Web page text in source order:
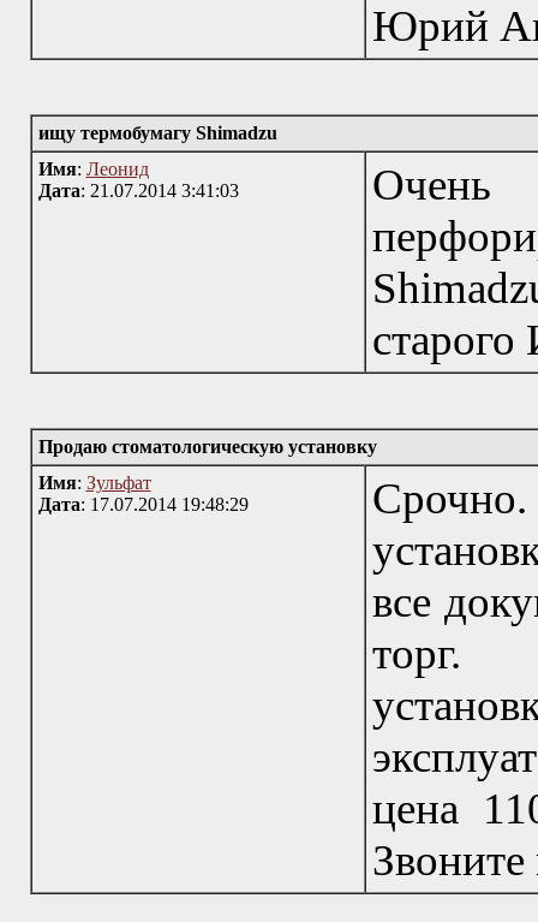
Юрий
ищу термобумагу Shimadzu
Имя: Леонид
Дата: 21.07.2014 3:41:03
Продаю стоматологическую установку
Имя: Зульфат
Дата: 17.07.2014 19:48:29
все
торг.
цена
Звоните